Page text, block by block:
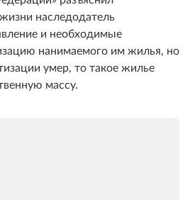
наследодатель
и необходимые
нанимаемого им жилья, но
умер, то такое жилье
массу.